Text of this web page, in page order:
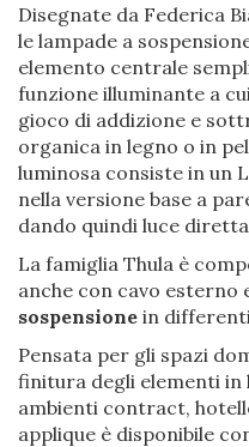
Disegnate da Federica
le lampade a
elemento centrale
funzione illuminante a
gioco di addizione e
organica in legno o in
luminosa consiste in un
nella versione base a
dando quindi luce
La famiglia Thula è
anche con cavo esterno
sospensione in
Pensata per gli spazi
finitura degli elementi in
ambienti contract,
applique è disponibile